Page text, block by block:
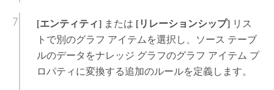
[エンティティ]または [リレーションシップ]リス
トで別のグラフ アイテムを選択し、ソース テーブ
ルのデータをナレッジ グラフのグラフ アイテム プ
ロパティに変換する追加のルールを定義します。